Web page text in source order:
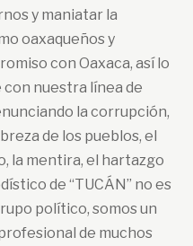
y maniatar la
oaxaqueños y
con Oaxaca, así lo
nuestra línea de
la corrupción,
de los pueblos, el
la mentira, el hartazgo
de “TUCÁN” no es
político, somos un
de muchos